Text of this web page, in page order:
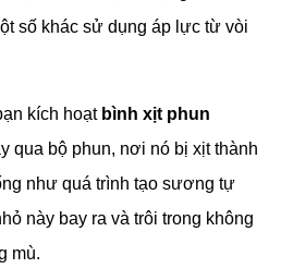
số khác sử dụng áp lực từ vòi
kích hoạt bình xịt phun
qua bộ phun, nơi nó bị xịt thành
như quá trình tạo sương tự
này bay ra và trôi trong không
mù.